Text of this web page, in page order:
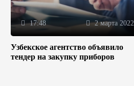
17:48 2 марта 2022
Узбекское агентство объявило
тендер на закупку приборов